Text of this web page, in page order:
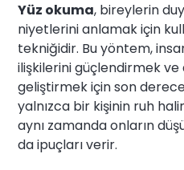
Yüz okuma, bireylerin
niyetlerini anlamak için
tekniğidir. Bu yöntem,
ilişkilerini güçlendirmek
geliştirmek için son
yalnızca bir kişinin ruh
aynı zamanda onların
da ipuçları verir.